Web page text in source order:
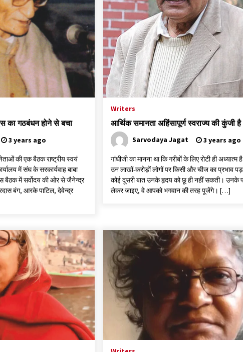
का गठबंधन होने से बचा
3 years ago
की एक बैठक राष्ट्रीय स्वयं
में संघ के सरकार्यवाह बाबा
बैठक में सर्वोदय की ओर से जैनेन्द्र
बंग, आरके पाटिल, देवेन्द्र
Writers
आर्थिक समानता अहिंसापूर्ण स्वराज्य की कुंजी है
Sarvodaya Jagat 3 years ago
गांधीजी का मानना था कि गरीबों के लिए रोटी ही
उन लाखों-करोड़ों लोगों पर किसी और चीज का प्रभाव
कोई दूसरी बात उनके हृदय को छू ही नहीं सकती। उनके
लेकर जाइए, वे आपको भगवान की तरह पूजेंगे। […]